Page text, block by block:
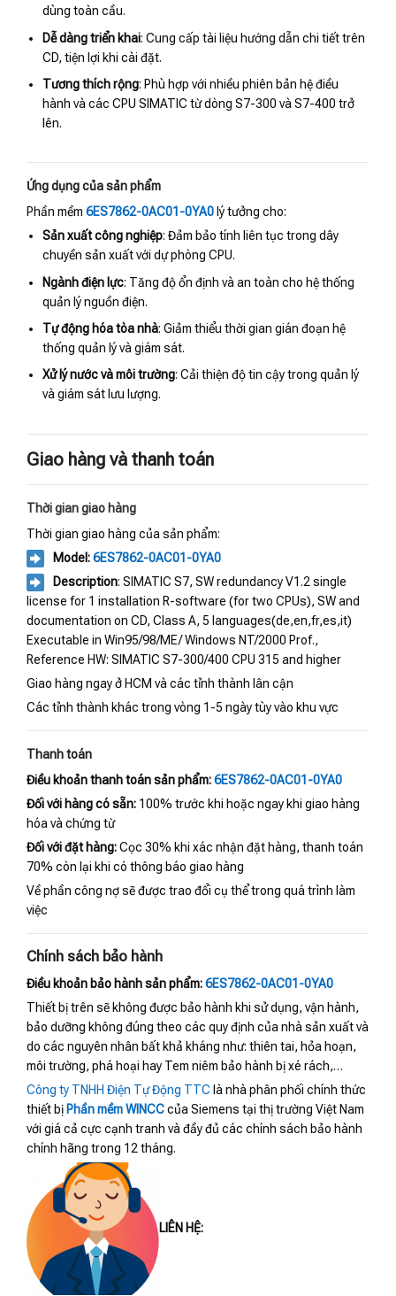
dùng toàn cầu.
Dễ dàng triển khai: Cung cấp tài liệu hướng dẫn chi tiết trên
CD, tiện lợi khi cài đặt.
Tương thích rộng: Phù hợp với nhiều phiên bản hệ điều
hành và các CPU SIMATIC từ dòng S7-300 và S7-400 trở
lên.
Ứng dụng của sản phẩm
Phần mềm 6ES7862-0AC01-0YA0 lý tưởng cho:
Sản xuất công nghiệp: Đảm bảo tính liên tục trong dây
chuyền sản xuất với dự phòng CPU.
Ngành điện lực: Tăng độ ổn định và an toàn cho hệ thống
quản lý nguồn điện.
Tự động hóa tòa nhà: Giảm thiểu thời gian gián đoạn hệ
thống quản lý và giám sát.
Xử lý nước và môi trường: Cải thiện độ tin cậy trong quản lý
và giám sát lưu lượng.
Giao hàng và thanh toán
Thời gian giao hàng
Thời gian giao hàng của sản phẩm:
Model:6ES7862-0AC01-0YA0
Description: SIMATIC S7, SW redundancy V1.2 single
license for 1 installation R-software (for two CPUs), SW and
documentation on CD, Class A, 5 languages(de,en,fr,es,it)
Executable in Win95/98/ME/ Windows NT/2000 Prof.,
Reference HW: SIMATIC S7-300/400 CPU 315 and higher
Giao hàng ngay ở HCM và các tỉnh thành lân cận
Các tỉnh thành khác trong vòng 1-5 ngày tùy vào khu vực
Thanh toán
Điều khoản thanh toán sản phẩm:6ES7862-0AC01-0YA0
Đối với hàng có sẵn: 100% trước khi hoặc ngay khi giao hàng
hóa và chứng từ
Đối với đặt hàng:Cọc 30% khi xác nhận đặt hàng, thanh toán
70% còn lại khi có thông báo giao hàng
Về phần công nợ sẽ được trao đổi cụ thể trong quá trình làm
việc
Chính sách bảo hành
Điều khoản bảo hành sản phẩm:6ES7862-0AC01-0YA0
Thiết bị trên sẽ không được bảo hành khi sử dụng, vận hành,
bảo dưỡng không đúng theo các quy định của nhà sản xuất và
do các nguyên nhân bất khả kháng như: thiên tai, hỏa hoạn,
môi trường, phá hoại hay Tem niêm bảo hành bị xé rách,…
Công ty TNHH Điện Tự Động TTC là nhà phân phối chính thức
thiết bị Phần mềm WINCCcủa Siemens tại thị trường Việt Nam
với giá cả cực cạnh tranh và đầy đủ các chính sách bảo hành
chính hãng trong 12 tháng.
LIÊN HỆ: